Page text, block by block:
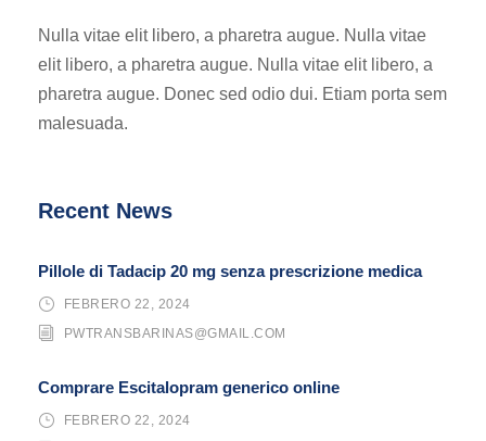
Nulla vitae elit libero, a pharetra augue. Nulla vitae
elit libero, a pharetra augue. Nulla vitae elit libero, a
pharetra augue. Donec sed odio dui. Etiam porta sem
malesuada.
Recent News
Pillole di Tadacip 20 mg senza prescrizione medica
FEBRERO 22, 2024
PWTRANSBARINAS@GMAIL.COM
Comprare Escitalopram generico online
FEBRERO 22, 2024